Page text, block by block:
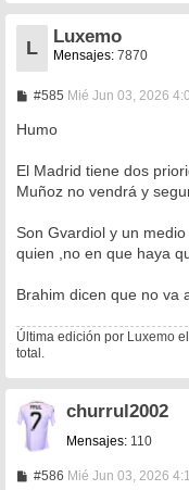
L
Luxemo
Mensajes: 7870
#585M
j
Mié Jun 03, 2026
Humo
El Madrid tiene dos
Muñoz no vendrá y
Son Gvardiol y un
quien ,no en que haya
Brahim dicen que no va
Última edición por Luxemo
total.
churrul2002
Mensajes:110
#586MMié Jun 03, 2026